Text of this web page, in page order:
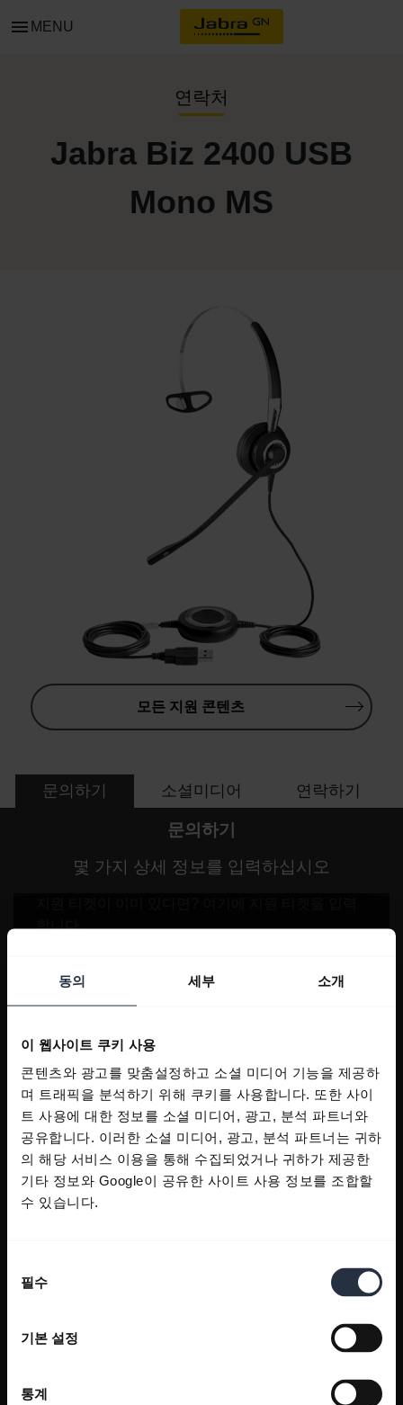
동의 세부 소개
이 웹사이트 쿠키 사용
콘텐츠와 광고를 맞춤설정하고 소셜 미디어 기능을 제공하
며 트래픽을 분석하기 위해 쿠키를 사용합니다. 또한 사이
트 사용에 대한 정보를 소셜 미디어, 광고, 분석 파트너와
공유합니다. 이러한 소셜 미디어, 광고, 분석 파트너는 귀하
의 해당 서비스 이용을 통해 수집되었거나 귀하가 제공한
기타 정보와 Google이 공유한 사이트 사용 정보를 조합할
수 있습니다.
필수
기본 설정
통계
menu MENU
연락처
Jabra Biz 2400 USB
Mono MS
모든 지원 콘텐츠
문의하기 소셜미디어 연락하기
문의하기
몇 가지 상세 정보를 입력하십시오